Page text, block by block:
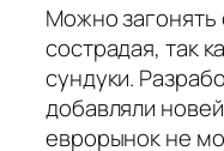
Можно загонять
сострадая, так
сундуки.
добавляли
еврорынок не